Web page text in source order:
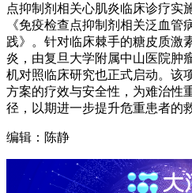
点抑制剂相关心肌炎临床诊疗实
《免疫检查点抑制剂相关泛血
践》。针对临床棘手的糖皮质激
炎，由复旦大学附属中山医院肿
机对照临床研究也正式启动。该
方案的疗效与安全性，为难治性
径，以期进一步提升危重患者的
编辑：陈静